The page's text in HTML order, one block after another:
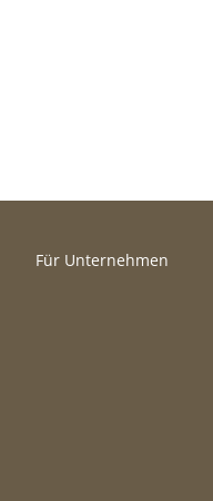
Für Unternehmen